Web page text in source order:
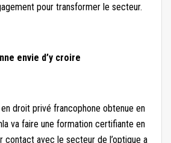
pour transformer le secteur.
envie d’y croire
en droit privé francophone obtenue en
va faire une formation certifiante en
contact avec le secteur de l’optique a